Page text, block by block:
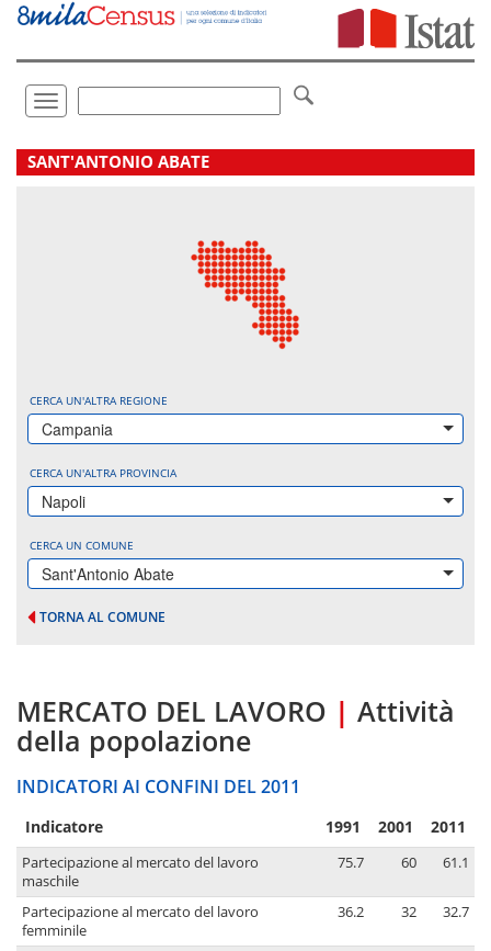
Vai
direttamente
Toggle
navigation
.
SANT'ANTONIO ABATE
CERCA UN'ALTRA REGIONE
Campania
CERCA UN'ALTRA PROVINCIA
Napoli
CERCA UN COMUNE
Sant'Antonio Abate
TORNA AL COMUNE
MERCATO DEL LAVORO | Attività
della popolazione
INDICATORI AI CONFINI DEL 2011
Indicatore 1991 2001 2011
Partecipazione al mercato del lavoro
maschile
75.7 60 61.1
Partecipazione al mercato del lavoro
femminile
36.2 32 32.7